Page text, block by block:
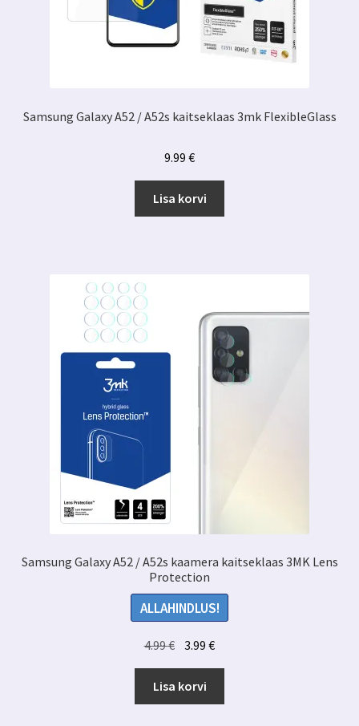
Samsung Galaxy A52 / A52s kaitseklaas 3mk FlexibleGlass
9.99 €
Lisa korvi
Samsung Galaxy A52 / A52s kaamera kaitseklaas 3MK Lens
Protection
ALLAHINDLUS!
4.99€ Algne
hind
oli:
4.99 €.
3.99€Praegune
hind
3.99 €.
Lisa korvi